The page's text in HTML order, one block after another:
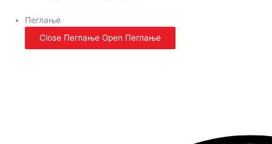
Пеглање
Close Пеглање Open Пеглање